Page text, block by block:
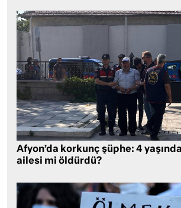
Afyon’da korkunç şüphe: 4
ailesi mi öldürdü?